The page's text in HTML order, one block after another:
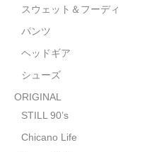
天ぷらまめすけ
C D / D V D
全商品（CD/DVD）
DJ SANTANA
スウェット＆フーディ
パンツ
ヘッドギア
シューズ
ORIGINAL
STILL 90’s
Chicano Life